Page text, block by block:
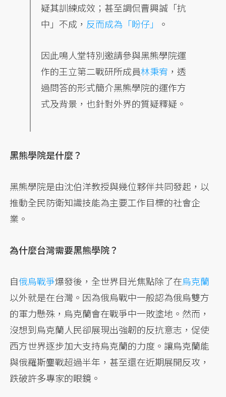
疑其訓練成效；甚至調侃曹興誠「抗
中」不成， 反而成為「盼仔」 。
因此鳴人堂特別邀請參與黑熊學院運
作的王立第二戰研所成員林秉宥 ，透
過問答的形式簡介黑熊學院的運作方
式及背景，也針對外界的質疑釋疑。
黑熊學院是什麼？
黑熊學院是由沈伯洋教授與幾位夥伴共同發起，以
推動全民防衛知識技能為主要工作目標的社會企
業。
為什麼台灣需要黑熊學院？
自俄烏戰爭爆發後，全世界目光焦點除了在烏克蘭
以外就是在台灣。因為俄烏戰中一般認為俄烏雙方
的軍力懸殊，烏克蘭會在戰爭中一敗塗地。然而，
沒想到烏克蘭人民卻展現出強韌的反抗意志，促使
西方世界逐步加大支持烏克蘭的力度。讓烏克蘭能
與俄羅斯鏖戰超過半年，甚至還在近期展開反攻，
跌破許多專家的眼鏡。